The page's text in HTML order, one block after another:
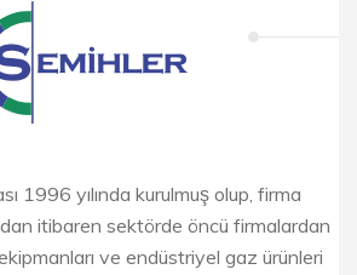
1996 yılında kurulmuş olup, firma
itibaren sektörde öncü firmalardan
ve endüstriyel gaz ürünleri